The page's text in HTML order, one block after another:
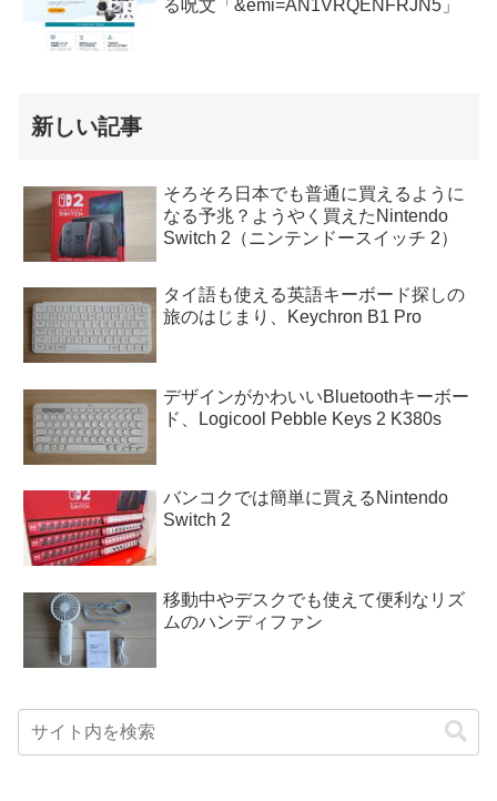
る呪文「&emi=AN1VRQENFRJN5」
新しい記事
そろそろ日本でも普通に買えるように
なる予兆？ようやく買えたNintendo
Switch 2（ニンテンドースイッチ 2）
タイ語も使える英語キーボード探しの
旅のはじまり、Keychron B1 Pro
デザインがかわいいBluetoothキーボー
ド、Logicool Pebble Keys 2 K380s
バンコクでは簡単に買えるNintendo
Switch 2
移動中やデスクでも使えて便利なリズ
ムのハンディファン